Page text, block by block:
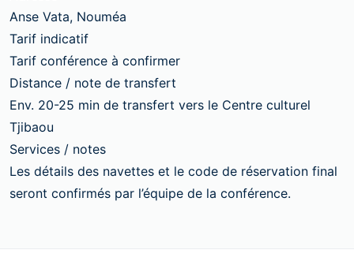
Anse Vata, Nouméa
Tarif indicatif
Tarif conférence à confirmer
Distance / note de transfert
Env. 20-25 min de transfert vers le Centre culturel
Tjibaou
Services / notes
Les détails des navettes et le code de réservation final
seront confirmés par l’équipe de la conférence.